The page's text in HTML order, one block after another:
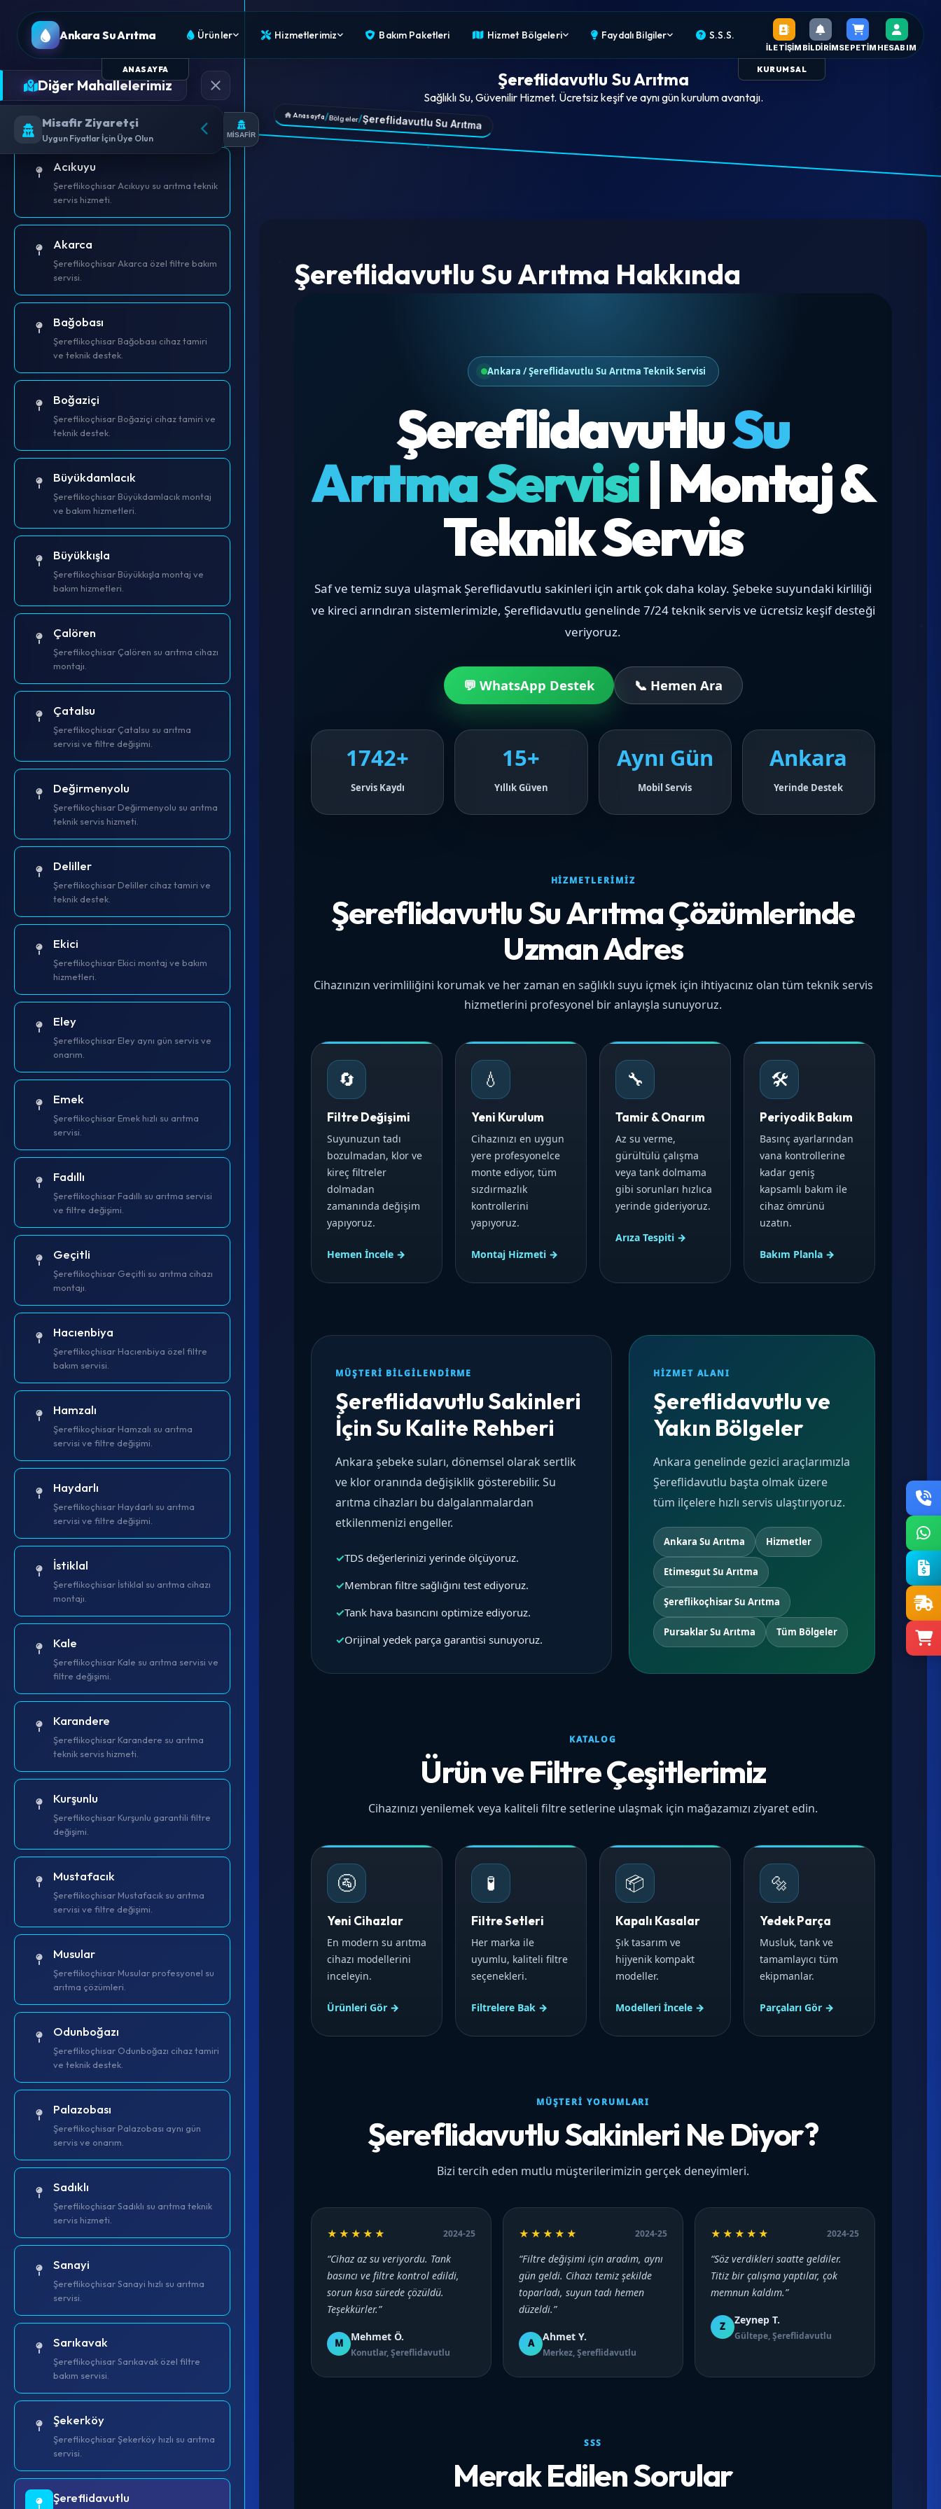
ANASAYFA KURUMSAL
Ankara Su Arıtma Ürünler Hizmetlerimiz Bakım Paketleri Hizmet Bölgeleri Faydalı Bilgiler S.S.S.
İLETIŞIM BILDIRIMSEPETIM HESABIM
Diğer Mahallelerimiz
Acıkuyu
Şereflikoçhisar Acıkuyu su arıtma teknik
servis hizmeti.
Akarca
Şereflikoçhisar Akarca özel filtre bakım
servisi.
Bağobası
Şereflikoçhisar Bağobası cihaz tamiri
ve teknik destek.
Boğaziçi
Şereflikoçhisar Boğaziçi cihaz tamiri ve
teknik destek.
Büyükdamlacık
Şereflikoçhisar Büyükdamlacık montaj
ve bakım hizmetleri.
Büyükkışla
Şereflikoçhisar Büyükkışla montaj ve
bakım hizmetleri.
Çalören
Şereflikoçhisar Çalören su arıtma cihazı
montajı.
Çatalsu
Şereflikoçhisar Çatalsu su arıtma
servisi ve filtre değişimi.
Değirmenyolu
Şereflikoçhisar Değirmenyolu su arıtma
teknik servis hizmeti.
Deliller
Şereflikoçhisar Deliller cihaz tamiri ve
teknik destek.
Ekici
Şereflikoçhisar Ekici montaj ve bakım
hizmetleri.
Eley
Şereflikoçhisar Eley aynı gün servis ve
onarım.
Emek
Şereflikoçhisar Emek hızlı su arıtma
servisi.
Fadıllı
Şereflikoçhisar Fadıllı su arıtma servisi
ve filtre değişimi.
Geçitli
Şereflikoçhisar Geçitli su arıtma cihazı
montajı.
Hacıenbiya
Şereflikoçhisar Hacıenbiya özel filtre
bakım servisi.
Hamzalı
Şereflikoçhisar Hamzalı su arıtma
servisi ve filtre değişimi.
Haydarlı
Şereflikoçhisar Haydarlı su arıtma
servisi ve filtre değişimi.
İstiklal
Şereflikoçhisar İstiklal su arıtma cihazı
montajı.
Kale
Şereflikoçhisar Kale su arıtma servisi ve
filtre değişimi.
Karandere
Şereflikoçhisar Karandere su arıtma
teknik servis hizmeti.
Kurşunlu
Şereflikoçhisar Kurşunlu garantili filtre
değişimi.
Mustafacık
Şereflikoçhisar Mustafacık su arıtma
servisi ve filtre değişimi.
Musular
Şereflikoçhisar Musular profesyonel su
arıtma çözümleri.
Odunboğazı
Şereflikoçhisar Odunboğazı cihaz tamiri
ve teknik destek.
Palazobası
Şereflikoçhisar Palazobası aynı gün
servis ve onarım.
Sadıklı
Şereflikoçhisar Sadıklı su arıtma teknik
servis hizmeti.
Sanayi
Şereflikoçhisar Sanayi hızlı su arıtma
servisi.
Sarıkavak
Şereflikoçhisar Sarıkavak özel filtre
bakım servisi.
Şekerköy
Şereflikoçhisar Şekerköy hızlı su arıtma
servisi.
Şereflidavutlu
Şereflidavutlu Su Arıtma
Sağlıklı Su, Güvenilir Hizmet. Ücretsiz keşif ve aynı gün kurulum avantajı.
Anasayfa/Bölgeler/Şereflidavutlu Su Arıtma
Şereflidavutlu Su Arıtma Hakkında
Ankara / Şereflidavutlu Su Arıtma Teknik Servisi
ŞereflidavutluSu
Arıtma Servisi| Montaj &
Teknik Servis
Saf ve temiz suya ulaşmak Şereflidavutlu sakinleri için artık çok daha kolay. Şebeke suyundaki kirliliği
ve kireci arındıran sistemlerimizle, Şereflidavutlu genelinde 7/24 teknik servis ve ücretsiz keşif desteği
veriyoruz.
💬 WhatsApp Destek 📞 Hemen Ara
1742+
Servis Kaydı
15+
Yıllık Güven
Aynı Gün
Mobil Servis
Ankara
Yerinde Destek
HIZMETLERIMIZ
Şereflidavutlu Su Arıtma Çözümlerinde
Uzman Adres
Cihazınızın verimliliğini korumak ve her zaman en sağlıklı suyu içmek için ihtiyacınız olan tüm teknik servis
hizmetlerini profesyonel bir anlayışla sunuyoruz.
🔄
Filtre Değişimi
Suyunuzun tadı
bozulmadan, klor ve
kireç filtreler
dolmadan
zamanında değişim
yapıyoruz.
Hemen İncele →
💧
Yeni Kurulum
Cihazınızı en uygun
yere profesyonelce
monte ediyor, tüm
sızdırmazlık
kontrollerini
yapıyoruz.
Montaj Hizmeti →
🔧
Tamir & Onarım
Az su verme,
gürültülü çalışma
veya tank dolmama
gibi sorunları hızlıca
yerinde gideriyoruz.
Arıza Tespiti →
🛠️
Periyodik Bakım
Basınç ayarlarından
vana kontrollerine
kadar geniş
kapsamlı bakım ile
cihaz ömrünü
uzatın.
Bakım Planla →
MÜŞTERI BILGILENDIRME
Şereflidavutlu Sakinleri
İçin Su Kalite Rehberi
Ankara şebeke suları, dönemsel olarak sertlik
ve klor oranında değişiklik gösterebilir. Su
arıtma cihazları bu dalgalanmalardan
etkilenmenizi engeller.
✓TDS değerlerinizi yerinde ölçüyoruz.
✓Membran filtre sağlığını test ediyoruz.
✓Tank hava basıncını optimize ediyoruz.
✓Orijinal yedek parça garantisi sunuyoruz.
HIZMET ALANI
Şereflidavutlu ve
Yakın Bölgeler
Ankara genelinde gezici araçlarımızla
Şereflidavutlu başta olmak üzere
tüm ilçelere hızlı servis ulaştırıyoruz.
Ankara Su Arıtma Hizmetler
Etimesgut Su Arıtma
Şereflikoçhisar Su Arıtma
Pursaklar Su Arıtma Tüm Bölgeler
KATALOG
Ürün ve Filtre Çeşitlerimiz
Cihazınızı yenilemek veya kaliteli filtre setlerine ulaşmak için mağazamızı ziyaret edin.
🚰
Yeni Cihazlar
En modern su arıtma
cihazı modellerini
inceleyin.
Ürünleri Gör →
🧪
Filtre Setleri
Her marka ile
uyumlu, kaliteli filtre
seçenekleri.
Filtrelere Bak →
📦
Kapalı Kasalar
Şık tasarım ve
hijyenik kompakt
modeller.
Modelleri İncele →
🔩
Yedek Parça
Musluk, tank ve
tamamlayıcı tüm
ekipmanlar.
Parçaları Gör →
MÜŞTERI YORUMLARI
Şereflidavutlu Sakinleri Ne Diyor?
Bizi tercih eden mutlu müşterilerimizin gerçek deneyimleri.
★★★★★ 2024-25
“Cihaz az su veriyordu. Tank
basıncı ve filtre kontrol edildi,
sorun kısa sürede çözüldü.
Teşekkürler.”
M
Mehmet Ö.
Konutlar, Şereflidavutlu
★★★★★ 2024-25
“Filtre değişimi için aradım, aynı
gün geldi. Cihazı temiz şekilde
toparladı, suyun tadı hemen
düzeldi.”
A
Ahmet Y.
Merkez, Şereflidavutlu
★★★★★ 2024-25
“Söz verdikleri saatte geldiler.
Titiz bir çalışma yaptılar, çok
memnun kaldım.”
Z
Zeynep T.
Gültepe, Şereflidavutlu
SSS
Merak Edilen Sorular
MİSAFİR